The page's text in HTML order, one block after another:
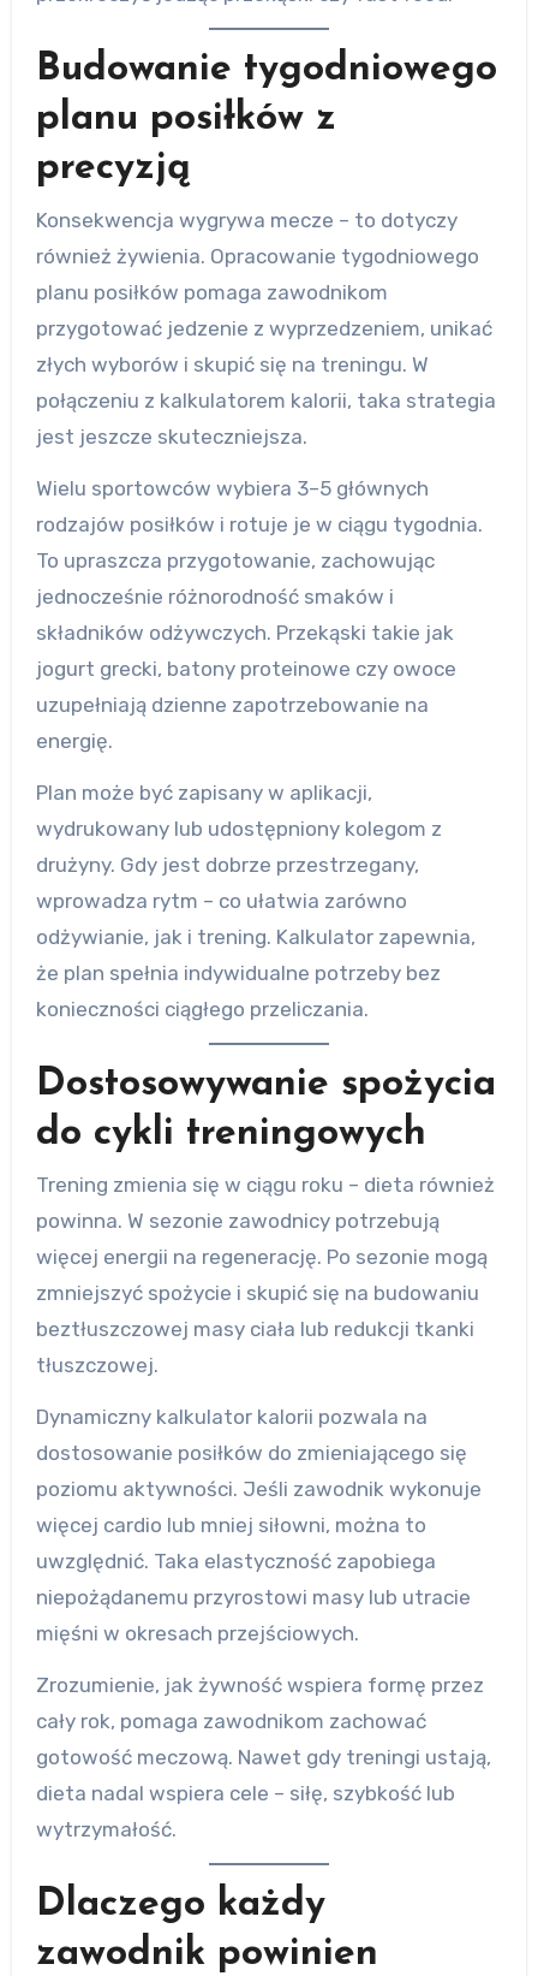
Budowanie tygodniowego
planu posiłków z
precyzją
Konsekwencja wygrywa mecze – to dotyczy
również żywienia. Opracowanie tygodniowego
planu posiłków pomaga zawodnikom
przygotować jedzenie z wyprzedzeniem, unikać
złych wyborów i skupić się na treningu. W
połączeniu z kalkulatorem kalorii, taka strategia
jest jeszcze skuteczniejsza.
Wielu sportowców wybiera 3–5 głównych
rodzajów posiłków i rotuje je w ciągu tygodnia.
To upraszcza przygotowanie, zachowując
jednocześnie różnorodność smaków i
składników odżywczych. Przekąski takie jak
jogurt grecki, batony proteinowe czy owoce
uzupełniają dzienne zapotrzebowanie na
energię.
Plan może być zapisany w aplikacji,
wydrukowany lub udostępniony kolegom z
drużyny. Gdy jest dobrze przestrzegany,
wprowadza rytm – co ułatwia zarówno
odżywianie, jak i trening. Kalkulator zapewnia,
że plan spełnia indywidualne potrzeby bez
konieczności ciągłego przeliczania.
Dostosowywanie spożycia
do cykli treningowych
Trening zmienia się w ciągu roku – dieta również
powinna. W sezonie zawodnicy potrzebują
więcej energii na regenerację. Po sezonie mogą
zmniejszyć spożycie i skupić się na budowaniu
beztłuszczowej masy ciała lub redukcji tkanki
tłuszczowej.
Dynamiczny kalkulator kalorii pozwala na
dostosowanie posiłków do zmieniającego się
poziomu aktywności. Jeśli zawodnik wykonuje
więcej cardio lub mniej siłowni, można to
uwzględnić. Taka elastyczność zapobiega
niepożądanemu przyrostowi masy lub utracie
mięśni w okresach przejściowych.
Zrozumienie, jak żywność wspiera formę przez
cały rok, pomaga zawodnikom zachować
gotowość meczową. Nawet gdy treningi ustają,
dieta nadal wspiera cele – siłę, szybkość lub
wytrzymałość.
Dlaczego każdy
zawodnik powinien